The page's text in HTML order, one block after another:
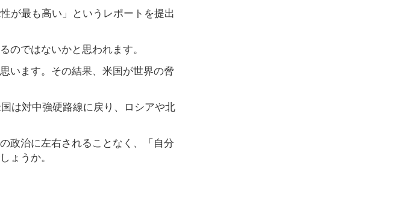
が最も高い」というレポートを提出
ではないかと思われます。
います。その結果、米国が世界の脅
は対中強硬路線に戻り、ロシアや北
政治に左右されることなく、「自分
ょうか。